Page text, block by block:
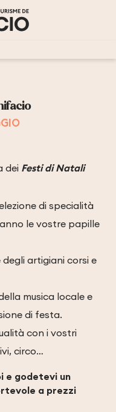
dei Festi di Natali
di specialità
le vostre papille
artigiani corsi e
musica locale e
di festa.
con i vostri
circo…
e godetevi un
a prezzi